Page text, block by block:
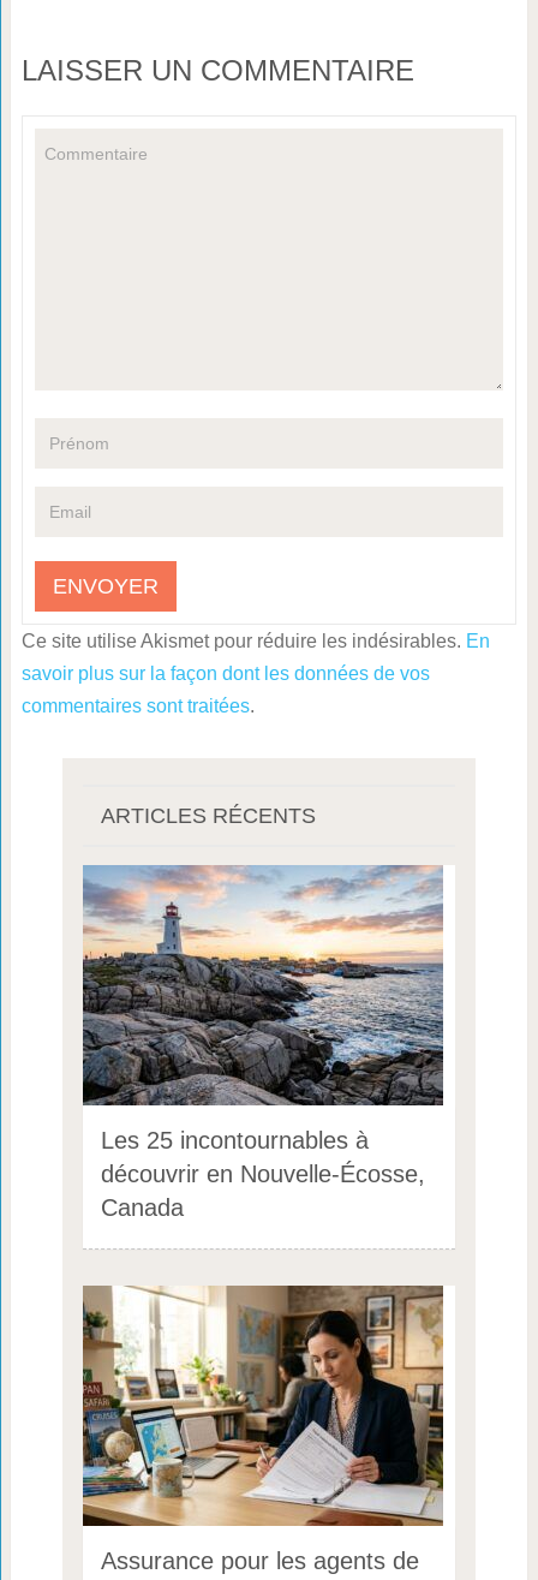
LAISSER UN COMMENTAIRE
Ce site utilise Akismet pour réduire les indésirables. En
savoir plus sur la façon dont les données de vos
commentaires sont traitées.
ARTICLES RÉCENTS
Les 25 incontournables à
découvrir en Nouvelle-Écosse,
Canada
Assurance pour les agents de